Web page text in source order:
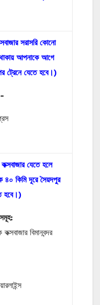
সরাসরি কোনো
থাকায় আপনাকে আগে
ট্রেনে যেতে হবে।)
কক্সবাজার যেতে হলে
৪০ কিমি দূরে সৈয়দপুর
হবে।)
বিমানবন্দর